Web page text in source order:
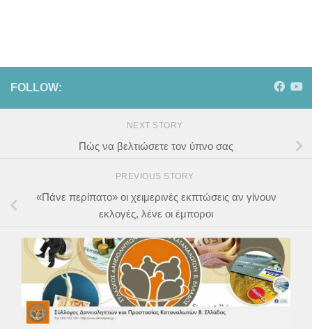
FOLLOW:
NEXT STORY
Πώς να βελτιώσετε τον ύπνο σας
PREVIOUS STORY
«Πάνε περίπατο» οι χειμερινές εκπτώσεις αν γίνουν
εκλογές, λένε οι έμποροι